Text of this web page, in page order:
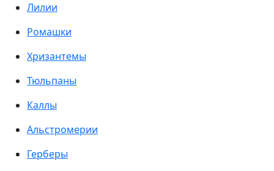
Лилии
Ромашки
Хризантемы
Тюльпаны
Каллы
Альстромерии
Герберы